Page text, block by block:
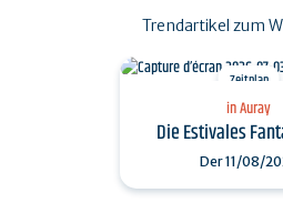
Trendartikel zum
Zeitplan
in Auray
Die Estivales
Der11/08/